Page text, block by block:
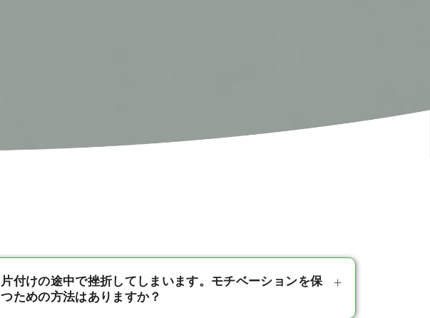
片付けの途中で挫折してしまいます。モチベーションを保
つための方法はありますか？